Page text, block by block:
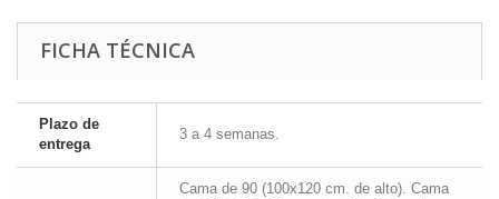
FICHA TÉCNICA
Plazo de
entrega
3 a 4 semanas.
Cama de 90 (100x120 cm. de alto). Cama